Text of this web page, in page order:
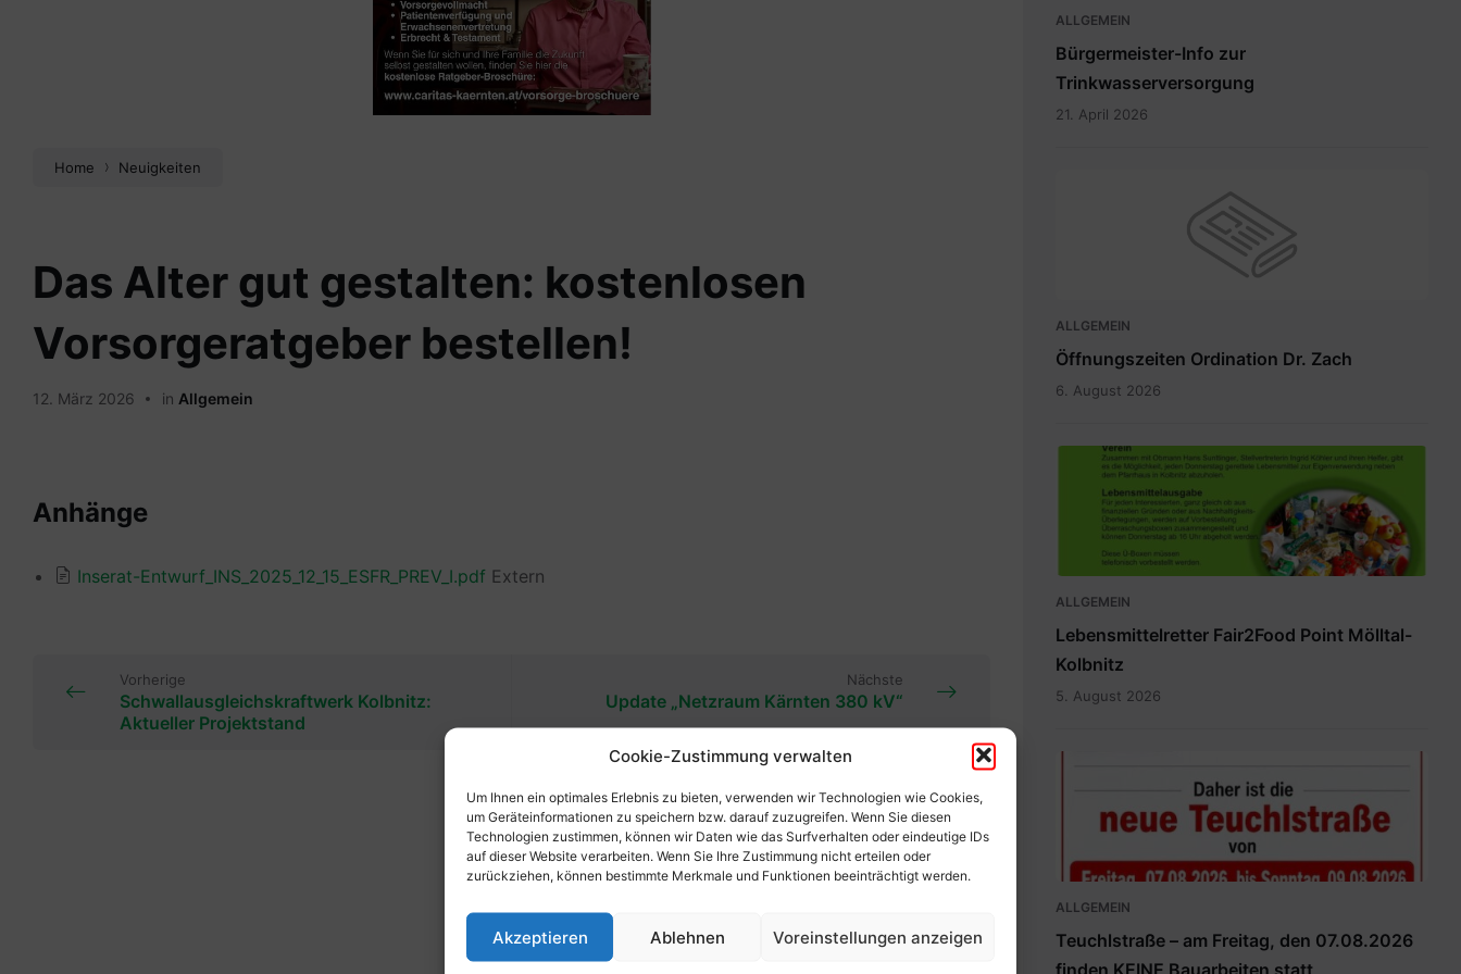
Cookie-Zustimmung verwalten
Um Ihnen ein optimales Erlebnis zu bieten, verwenden wir Technologien wie Cookies,
um Geräteinformationen zu speichern bzw. darauf zuzugreifen. Wenn Sie diesen
Technologien zustimmen, können wir Daten wie das Surfverhalten oder eindeutige IDs
auf dieser Website verarbeiten. Wenn Sie Ihre Zustimmung nicht erteilen oder
zurückziehen, können bestimmte Merkmale und Funktionen beeinträchtigt werden.
Akzeptieren Ablehnen Voreinstellungen anzeigen
Home Neuigkeiten
Das Alter gut gestalten: kostenlosen
Vorsorgeratgeber bestellen!
12. März 2026 in Allgemein
Anhänge
Inserat-Entwurf_INS_2025_12_15_ESFR_PREV_I.pdf Extern
Vorherige
Schwallausgleichskraftwerk Kolbnitz:
Aktueller Projektstand
Nächste
Update „Netzraum Kärnten 380 kV“
ALLGEMEIN
Bürgermeister-Info zur
Trinkwasserversorgung
21. April 2026
ALLGEMEIN
Öffnungszeiten Ordination Dr. Zach
6. August 2026
Fair2food
Point.jpg
ALLGEMEIN
Lebensmittelretter Fair2Food Point Mölltal-
Kolbnitz
5. August 2026
ALLGEMEIN
Teuchlstraße – am Freitag, den 07.08.2026
finden KEINE Bauarbeiten statt